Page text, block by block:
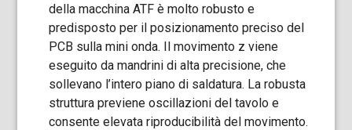
della macchina ATF è molto robusto e
predisposto per il posizionamento preciso del
PCB sulla mini onda. Il movimento z viene
eseguito da mandrini di alta precisione, che
sollevano l’intero piano di saldatura. La robusta
struttura previene oscillazioni del tavolo e
consente elevata riproducibilità del movimento.